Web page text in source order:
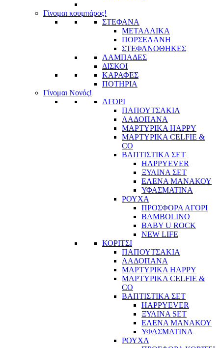
Γίνομαι κουμπάρος!
ΣΤΕΦΑΝΑ
ΜΕΤΑΛΛΙΚΑ
ΠΟΡΣΕΛΑΝΗ
ΣΤΕΦΑΝΟΘΗΚΕΣ
ΛΑΜΠΑΔΕΣ
ΔΙΣΚΟΙ
ΚΑΡΑΦΕΣ
ΠΟΤΗΡΙΑ
Γίνομαι Νονός!
ΑΓΟΡΙ
ΠΑΠΟΥΤΣΑΚΙΑ
ΛΑΔΟΠΑΝΑ
ΜΑΡΤΥΡΙΚΑ HAPPY
ΜΑΡΤΥΡΙΚΑ CELFIE &
CO
ΒΑΠΤΙΣΤΙΚΑ ΣΕΤ
HAPPYEVER
ΞΥΛΙΝΑ ΣΕΤ
ΕΛΕΝΑ ΜΑΝΑΚΟΥ
ΥΦΑΣΜΑΤΙΝΑ
ΡΟΥΧΑ
ΠΡΟΣΦΟΡΑ ΑΓΟΡΙ
BAMBOLINO
BABY U ROCK
NEW LIFE
ΚΟΡΙΤΣΙ
ΠΑΠΟΥΤΣΑΚΙΑ
ΛΑΔΟΠΑΝΑ
ΜΑΡΤΥΡΙΚΑ HAPPY
ΜΑΡΤΥΡΙΚΑ CELFIE &
CO
ΒΑΠΤΙΣΤΙΚΑ ΣΕΤ
HAPPYEVER
ΞΥΛΙΝΑ SET
ΕΛΕΝΑ ΜΑΝΑΚΟΥ
ΥΦΑΣΜΑΤΙΝΑ
ΡΟΥΧΑ